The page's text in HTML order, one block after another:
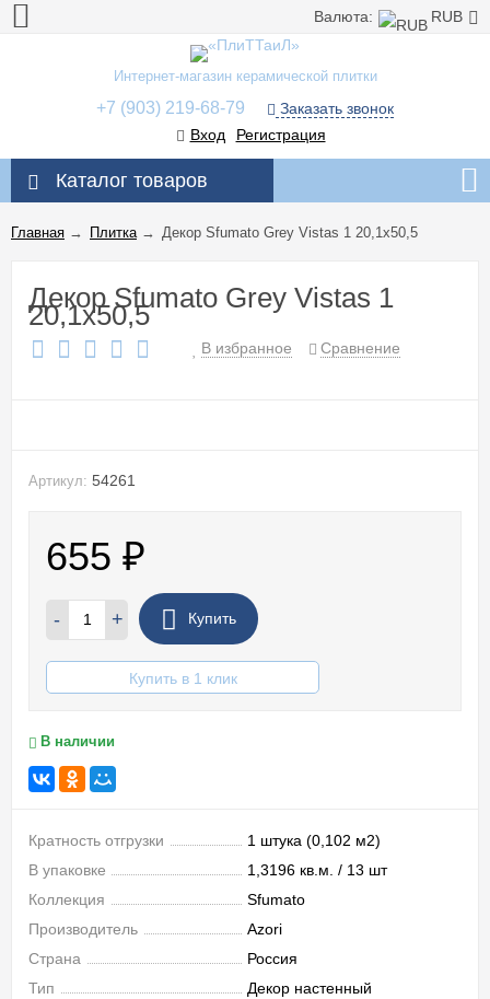
Валюта: RUB
Интернет-магазин керамической плитки
+7 (903) 219-68-79
Заказать звонок
Вход
Регистрация
Каталог товаров
Главная → Плитка→ Декор Sfumato Grey Vistas 1 20,1x50,5
Декор Sfumato Grey Vistas 1
20,1x50,5
В избранное Сравнение
Артикул: 54261
655 ₽
- + Купить
Купить в 1 клик
В наличии
Кратность отгрузки
1 штука (0,102 м2)
В упаковке
1,3196 кв.м. / 13 шт
Коллекция
Sfumato
Производитель
Azori
Страна
Россия
Тип
Декор настенный